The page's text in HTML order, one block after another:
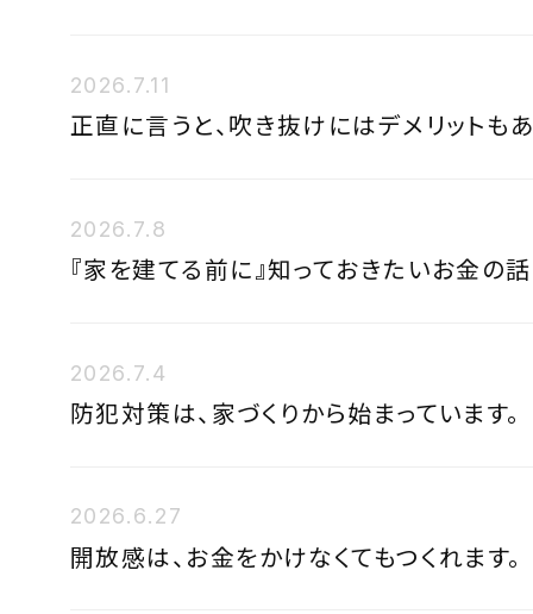
2026.7.11
正直に言うと、吹き抜けにはデメリットもあ
2026.7.8
『家を建てる前に』知っておきたいお金の話
2026.7.4
防犯対策は、家づくりから始まっています。
2026.6.27
開放感は、お金をかけなくてもつくれます。